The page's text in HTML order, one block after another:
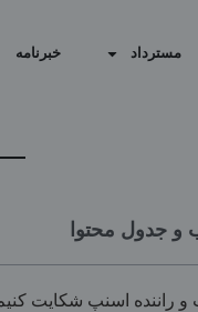
مسترداد خبرنامه
جدول محتوا
و راننده اسنپ شکایت